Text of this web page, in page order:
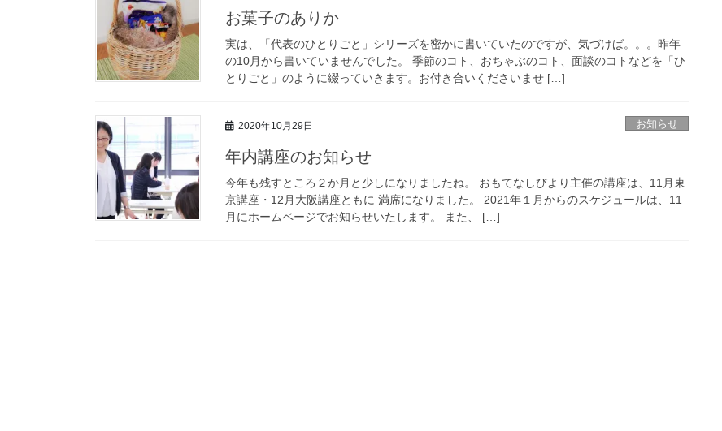
お菓子のありか
実は、「代表のひとりごと」シリーズを密かに書いていたのですが、気づけば。。。昨年
の10月から書いていませんでした。 季節のコト、おちゃぶのコト、面談のコトなどを「ひ
とりごと」のように綴っていきます。お付き合いくださいませ […]
2020年10月29日 お知らせ
年内講座のお知らせ
今年も残すところ２か月と少しになりましたね。 おもてなしびより主催の講座は、11月東
京講座・12月大阪講座ともに 満席になりました。 2021年１月からのスケジュールは、11
月にホームページでお知らせいたします。 また、 […]